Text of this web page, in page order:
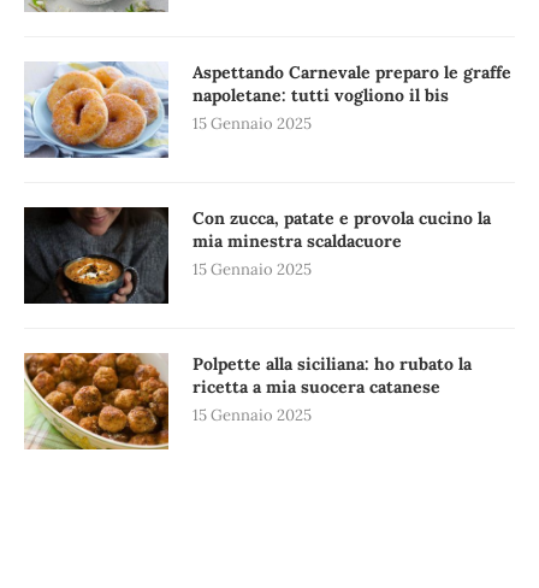
Aspettando Carnevale preparo le graffe
napoletane: tutti vogliono il bis
15 Gennaio 2025
Con zucca, patate e provola cucino la
mia minestra scaldacuore
15 Gennaio 2025
Polpette alla siciliana: ho rubato la
ricetta a mia suocera catanese
15 Gennaio 2025